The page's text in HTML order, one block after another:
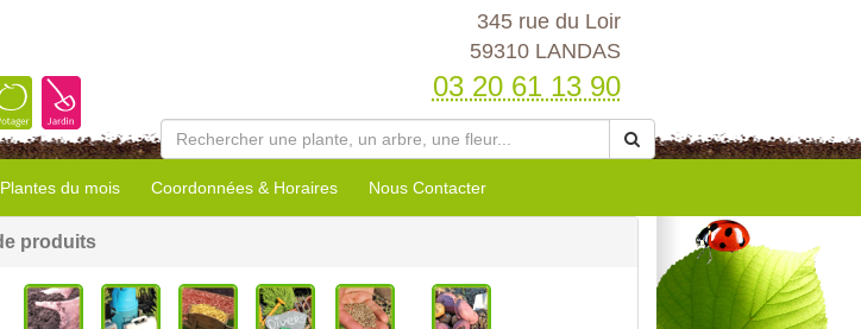
345 rue du Loir
59310 LANDAS
03 20 61 13 90
Plantes du mois Coordonnées & Horaires Nous Contacter
produits